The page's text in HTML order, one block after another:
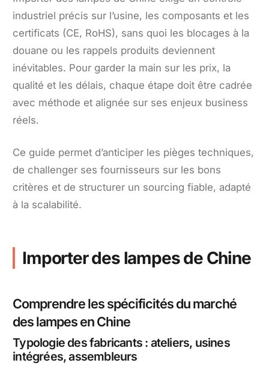
industriel précis sur l’usine, les composants et les
certificats (CE, RoHS), sans quoi les blocages à la
douane ou les rappels produits deviennent
inévitables. Pour garder la main sur les prix, la
qualité et les délais, chaque étape doit être cadrée
avec méthode et alignée sur ses enjeux business
réels.
Ce guide permet d’anticiper les pièges techniques,
de challenger ses fournisseurs sur les bons
critères et de structurer un sourcing fiable, adapté
à la scalabilité.
Importer des lampes de Chine
Comprendre les spécificités du marché
des lampes en Chine
Typologie des fabricants : ateliers, usines
intégrées, assembleurs